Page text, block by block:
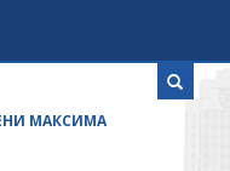
МАКСИМА